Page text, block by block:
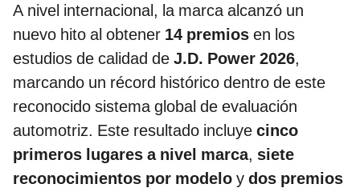
A nivel internacional, la marca alcanzó un
nuevo hito al obtener 14 premios en los
estudios de calidad de J.D. Power 2026,
marcando un récord histórico dentro de este
reconocido sistema global de evaluación
automotriz. Este resultado incluye cinco
primeros lugares a nivel marca, siete
reconocimientos por modelo y dos premios